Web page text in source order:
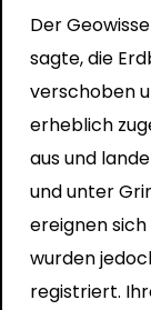
Der
sagte, die
verschoben
erheblich
aus und
und unter
ereignen
wurden
registriert.